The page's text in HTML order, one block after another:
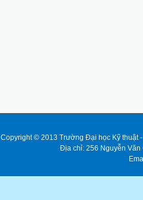
Copyright © 2013 Trường Đại học Kỹ thuật
Địa chỉ: 256 Nguyễn Văn